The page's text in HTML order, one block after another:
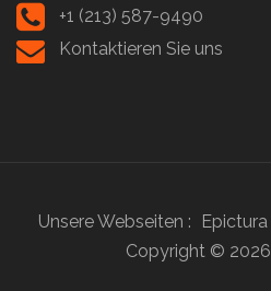
+1 (213) 587-9490
Kontaktieren Sie uns
Unsere Webseiten : Epictura
Copyright © 2026